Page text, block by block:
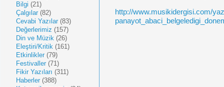
Bilgi (21)
Çalgılar (82)
Cevabi Yazılar (83)
Değerlerimiz (157)
Din ve Müzik (26)
Eleştiri/Kritik (161)
Etkinlikler (79)
Festivaller (71)
Fikir Yazıları (311)
Haberler (388)
http://www.musikidergisi.com/